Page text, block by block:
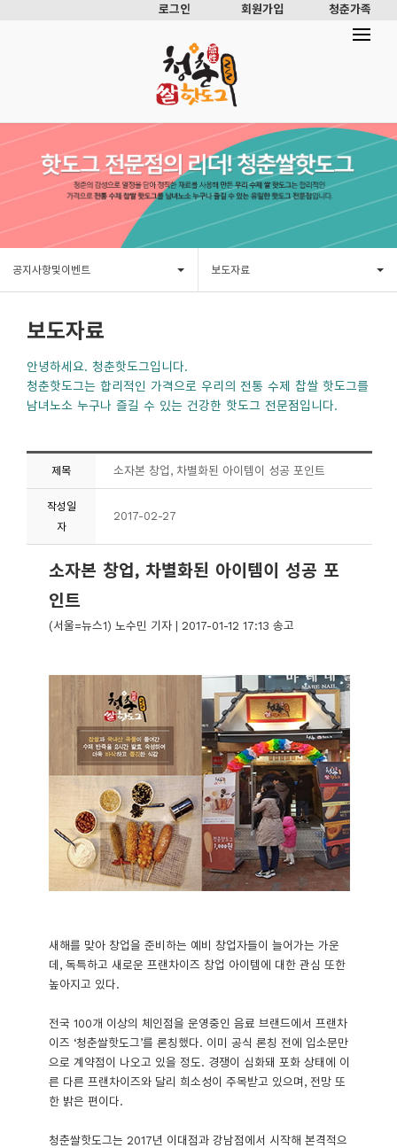
로그인 회원가입 청춘가족
공지사항및이벤트 보도자료
보도자료
안녕하세요. 청춘핫도그입니다.
청춘핫도그는 합리적인 가격으로 우리의 전통 수제 찹쌀 핫도그를
남녀노소 누구나 즐길 수 있는 건강한 핫도그 전문점입니다.
제목 소자본 창업, 차별화된 아이템이 성공 포인트
작성일
자
2017-02-27
소자본 창업, 차별화된 아이템이 성공 포
인트
(서울=뉴스1) 노수민 기자 2017-01-12 17:13 송고
새해를 맞아 창업을 준비하는 예비 창업자들이 늘어가는 가운
데, 독특하고 새로운 프랜차이즈 창업 아이템에 대한 관심 또한
높아지고 있다.
전국 100개 이상의 체인점을 운영중인 음료 브랜드에서 프랜차
이즈 ‘청춘쌀핫도그’를 론칭했다. 이미 공식 론칭 전에 입소문만
으로 계약점이 나오고 있을 정도. 경쟁이 심화돼 포화 상태에 이
른 다른 프랜차이즈와 달리 희소성이 주목받고 있으며, 전망 또
한 밝은 편이다.
청춘쌀핫도그는 2017년 이대점과 강남점에서 시작해 본격적으